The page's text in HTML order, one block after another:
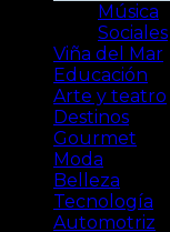
Música
Sociales
Viña del Mar
Educación
Arte y teatro
Destinos
Gourmet
Moda
Belleza
Tecnología
Automotriz